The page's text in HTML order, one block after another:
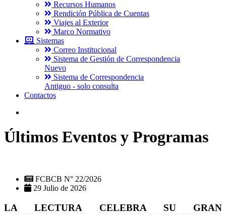
Recursos Humanos
Rendición Pública de Cuentas
Viajes al Exterior
Marco Normativo
Sistemas
Correo Institucional
Sistema de Gestión de Correspondencia
Nuevo
Sistema de Correspondencia
Antiguo - solo consulta
Contactos
Últimos Eventos y Programas
FCBCB N° 22/2026
29 Julio de 2026
LA LECTURA CELEBRA SU GRAN